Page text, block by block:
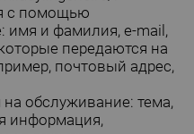
с помощью
имя и фамилия, e-mail,
передаются на
почтовый адрес,
обслуживание: тема,
информация,